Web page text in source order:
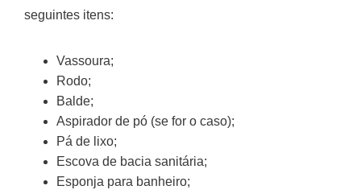
seguintes itens:
Vassoura;
Rodo;
Balde;
Aspirador de pó (se for o caso);
Pá de lixo;
Escova de bacia sanitária;
Esponja para banheiro;